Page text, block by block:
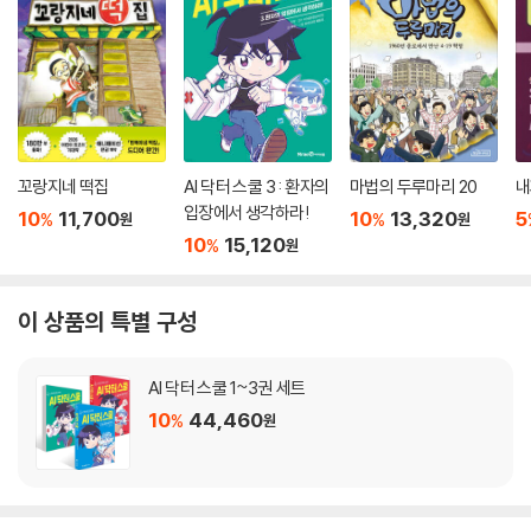
꼬랑지네 떡집
10% 11,700원
AI 닥터 스쿨 3 : 환자의
입장에서 생각하라!
10% 15,120원
마법의 두루마리 20
10% 13,320원 5
이 상품의 특별 구성
AI 닥터 스쿨 1~3권 세트
10% 44,460원